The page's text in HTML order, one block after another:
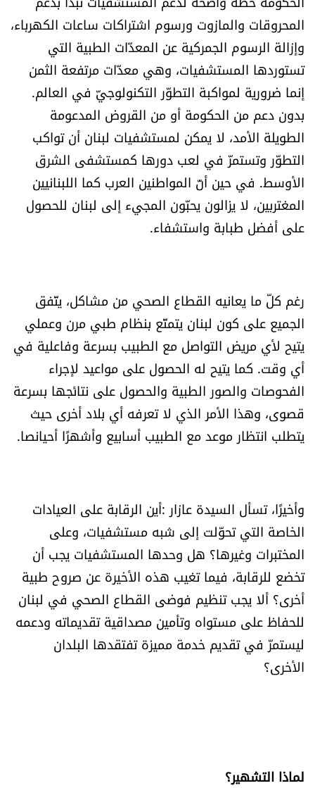
المحروقات والمازوت ورسوم اشتراكات ساعات الكهرباء،
وإزالة الرسوم الجمركية عن المعدّات الطبية التي
تستوردها المستشفيات، وهي معدّات مرتفعة الثمن
إنما ضرورية لمواكبة التطوّر التكنولوجيّ في العالم.
بدون دعم من الحكومة أو من القروض المدعومة
الطويلة الأمد، لا يمكن لمستشفيات لبنان أن تواكب
التطوّر وتستمرّ في لعب دورها كمستشفى الشرق
الأوسط. في حين أنّ المواطنين العرب كما اللبنانيين
المغتربين، لا يزالون يحبّون المجيء إلى لبنان للحصول
على أفضل طبابة واستشفاء.
رغم كلّ ما يعانيه القطاع الصحي من مشاكل، يتّفق
الجميع على كون لبنان يتمتّع بنظام طبي مرن وعملي
يتيح لأي مريض التواصل مع الطبيب بسرعة وفاعلية في
أي وقت. كما يتيح له الحصول على مواعيد لإجراء
الفحوصات والصور الطبية والحصول على نتائجها بسرعة
قصوى، وهذا الأمر الذي لا تعرفه أي بلاد أخرى حيث
يتطلب انتظار موعد مع الطبيب أسابيع وأشهرًا أحيانصا.
وأخيرًا، تسأل السيدة عازار :أين الرقابة على العيادات
الخاصة التي تحوّلت إلى شبه مستشفيات، وعلى
المختبرات وغيرها؟ هل وحدها المستشفيات يجب أن
تخضع للرقابة، فيما تغيب هذه الأخيرة عن صروح طبية
أخرى؟ ألا يجب تنظيم فوضى القطاع الصحي في لبنان
للحفاظ على مستواه وتأمين مصداقية تقديماته ودعمه
ليستمرّ في تقديم خدمة مميزة تفتقدها البلدان
الأخرى؟
لماذا التشهير؟